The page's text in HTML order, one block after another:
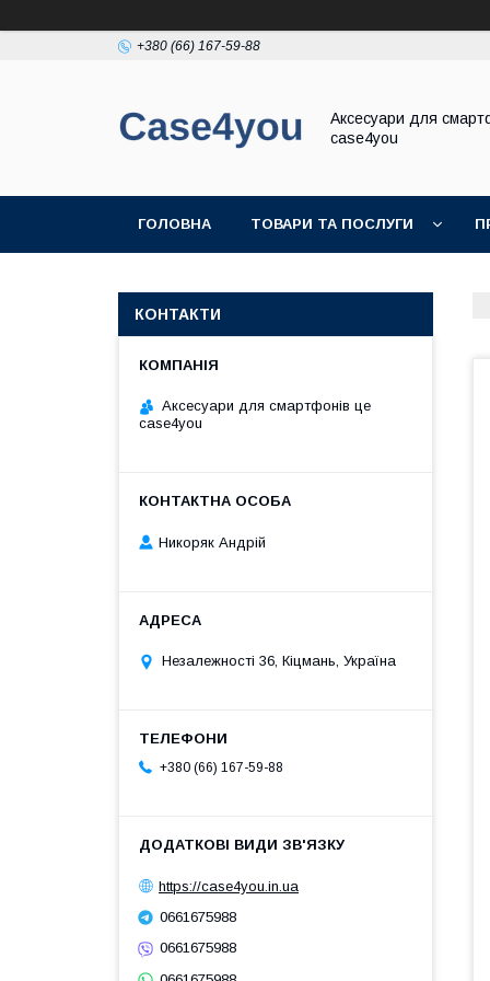
+380 (66) 167-59-88
Аксесуари для
case4you
ГОЛОВНА ТОВАРИ ТА ПОСЛУГИ
КОНТАКТИ
Аксесуари для смартфонів це
case4you
Никоряк Андрій
Незалежності 36, Кіцмань, Україна
+380 (66) 167-59-88
https://case4you.in.ua
0661675988
0661675988